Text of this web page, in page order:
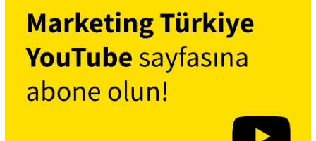
Dergiler
Etkinlikler